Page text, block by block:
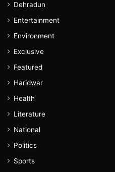
Dehradun
Entertainment
Environment
Exclusive
Featured
Haridwar
Health
Literature
National
Politics
Sports